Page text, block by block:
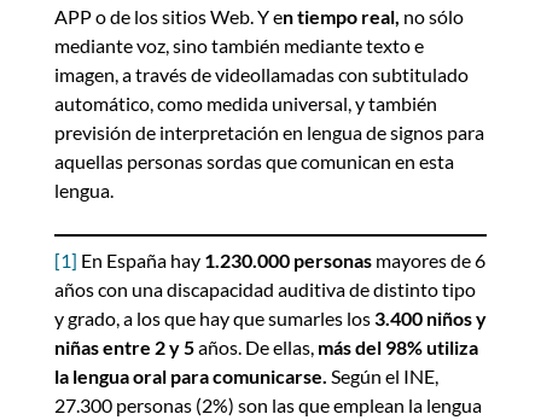
APP o de los sitios Web. Y en tiempo real, no sólo
mediante voz, sino también mediante texto e
imagen, a través de videollamadas con subtitulado
automático, como medida universal, y también
previsión de interpretación en lengua de signos para
aquellas personas sordas que comunican en esta
lengua.
[1] En España hay 1.230.000 personasmayores de 6
años con una discapacidad auditiva de distinto tipo
y grado, a los que hay que sumarles los3.400 niños y
niñas entre 2 y 5años. De ellas, más del 98%utiliza
la lengua oral para comunicarse. Según el INE,
27.300 personas (2%) son las que emplean la lengua